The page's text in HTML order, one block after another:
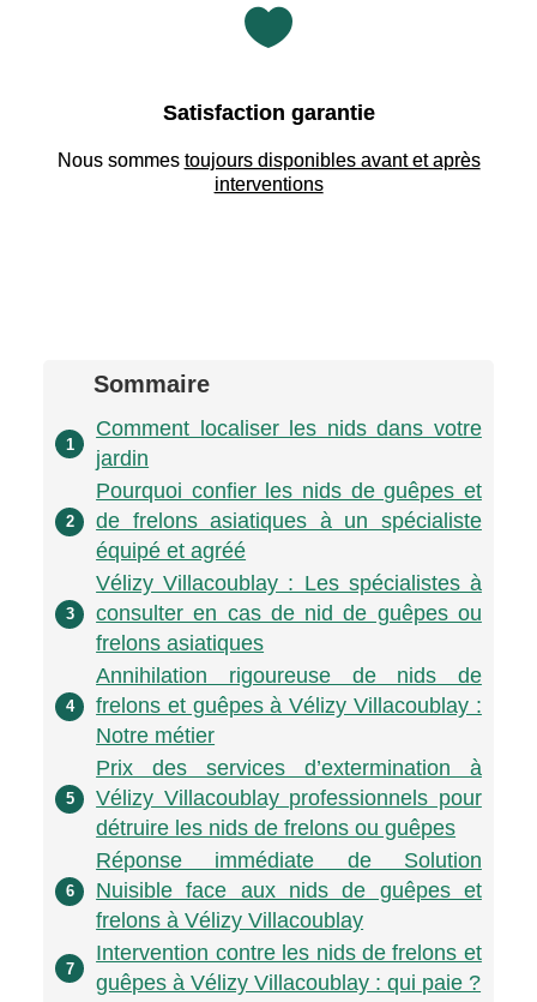

Satisfaction garantie
Nous sommes toujours disponibles avant et après
interventions
Sommaire
1
Comment localiser les nids dans votre
jardin
2
Pourquoi confier les nids de guêpes et
de frelons asiatiques à un spécialiste
équipé et agréé
3
Vélizy Villacoublay : Les spécialistes à
consulter en cas de nid de guêpes ou
frelons asiatiques
4
Annihilation rigoureuse de nids de
frelons et guêpes à Vélizy Villacoublay :
Notre métier
5
Prix des services d’extermination à
Vélizy Villacoublay professionnels pour
détruire les nids de frelons ou guêpes
6
Réponse immédiate de Solution
Nuisible face aux nids de guêpes et
frelons à Vélizy Villacoublay
7
Intervention contre les nids de frelons et
guêpes à Vélizy Villacoublay : qui paie ?